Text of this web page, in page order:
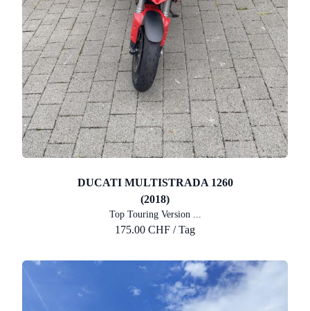
DUCATI MULTISTRADA 1260
(2018)
Top Touring Version ...
175.00 CHF / Tag